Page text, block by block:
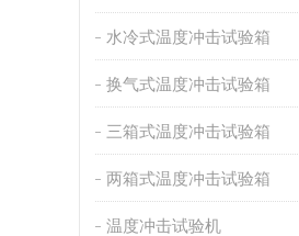
水冷式温度冲击试验箱
换气式温度冲击试验箱
三箱式温度冲击试验箱
两箱式温度冲击试验箱
温度冲击试验机